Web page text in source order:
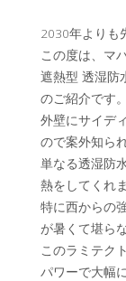
2030年よりも
この度は、マ
遮熱型 透湿防
のご紹介です。
外壁にサイデ
ので案外知ら
単なる透湿防
熱をしてくれ
特に西からの
が暑くて堪ら
このラミテク
パワーで大幅